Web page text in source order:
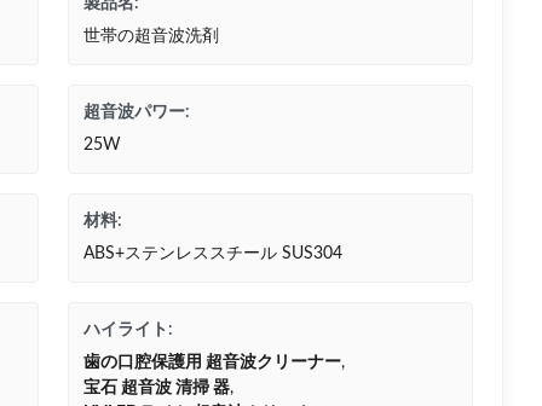
製品名:
世帯の超音波洗剤
超音波パワー:
25W
材料:
ABS+ステンレススチール SUS304
ハイライト:
歯の口腔保護用 超音波クリーナー,
宝石 超音波 清掃 器,